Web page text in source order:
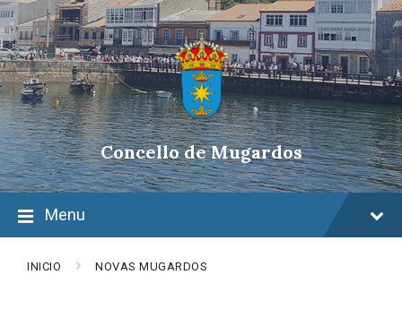
Skip
to
content
Skip
to
main
navigation
Skip
to
footer
Concello de Mugardos
Menu
INICIO NOVAS MUGARDOS